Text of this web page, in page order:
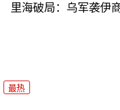
里海破局：乌军袭伊
最热